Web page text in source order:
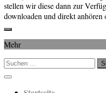
stellen wir diese dann zur
downloaden und direkt anhören
Mehr
Suchen
nach: